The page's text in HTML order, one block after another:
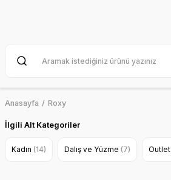
Anasayfa Roxy
İlgili Alt Kategoriler
Kadın (14) Dalış ve Yüzme (7) Outlet